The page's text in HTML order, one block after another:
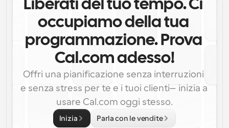
Liberati del tuo tempo. Ci
occupiamo della tua
programmazione. Prova
Cal.com adesso!
Offri una pianificazione senza interruzioni
e senza stress per te e i tuoi clienti—inizia a
usare Cal.com oggi stesso.
Inizia Parla con le vendite